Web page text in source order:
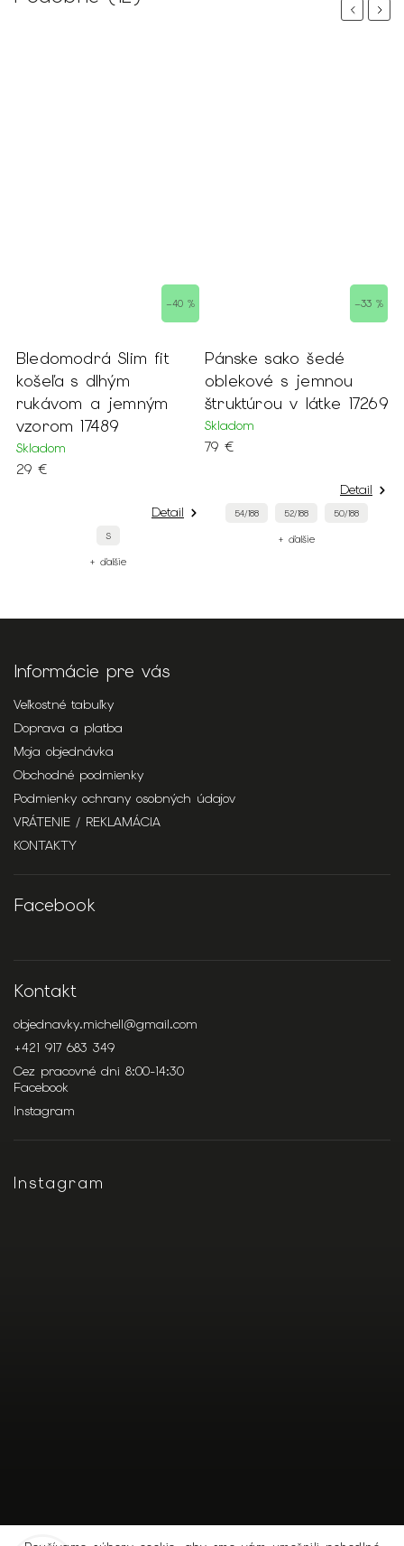
Previous
–40 %
Bledomodrá Slim fit
košeľa s dlhým
rukávom a jemným
vzorom 17489
Skladom
29 €
Detail
S
+ ďalšie
–33 %
Pánske sako šedé
oblekové s jemnou
štruktúrou v látke 17269
Skladom
79 €
Detail
54/188 52/188 50/188
+ ďalšie
Next
Informácie pre vás
Veľkostné tabuľky
Doprava a platba
Moja objednávka
Obchodné podmienky
Podmienky ochrany osobných údajov
VRÁTENIE / REKLAMÁCIA
KONTAKTY
Facebook
Kontakt
objednavky.michell@gmail.com
+421 917 683 349
Cez pracovné dni 8:00-14:30
Facebook
Instagram
Instagram